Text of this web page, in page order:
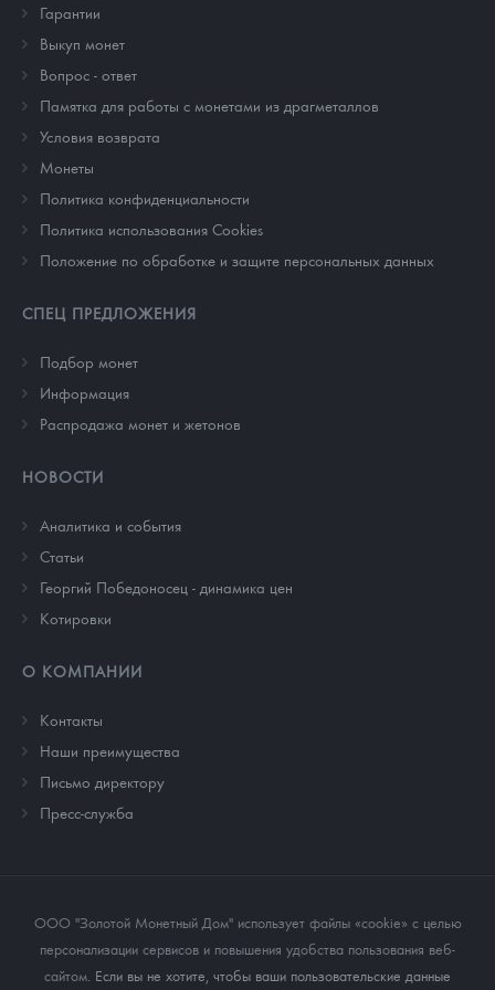
Гарантии
Выкуп монет
Вопрос - ответ
Памятка для работы с монетами из драгметаллов
Условия возврата
Монеты
Политика конфиденциальности
Политика использования Cookies
Положение по обработке и защите персональных данных
СПЕЦ ПРЕДЛОЖЕНИЯ
Подбор монет
Информация
Распродажа монет и жетонов
НОВОСТИ
Аналитика и события
Cтатьи
Георгий Победоносец - динамика цен
Котировки
О КОМПАНИИ
Контакты
Наши преимущества
Письмо директору
Пресс-служба
ООО "Золотой Монетный Дом" использует файлы «cookie» с целью
персонализации сервисов и повышения удобства пользования веб-
сайтом . Если вы не хотите, чтобы ваши пользовательские данные